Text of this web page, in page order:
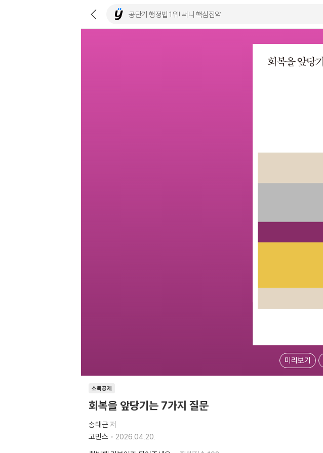
미리보기
소득공제
회복을 앞당기는 7가지 질문
송태근 저
고민스
2026.04.20.